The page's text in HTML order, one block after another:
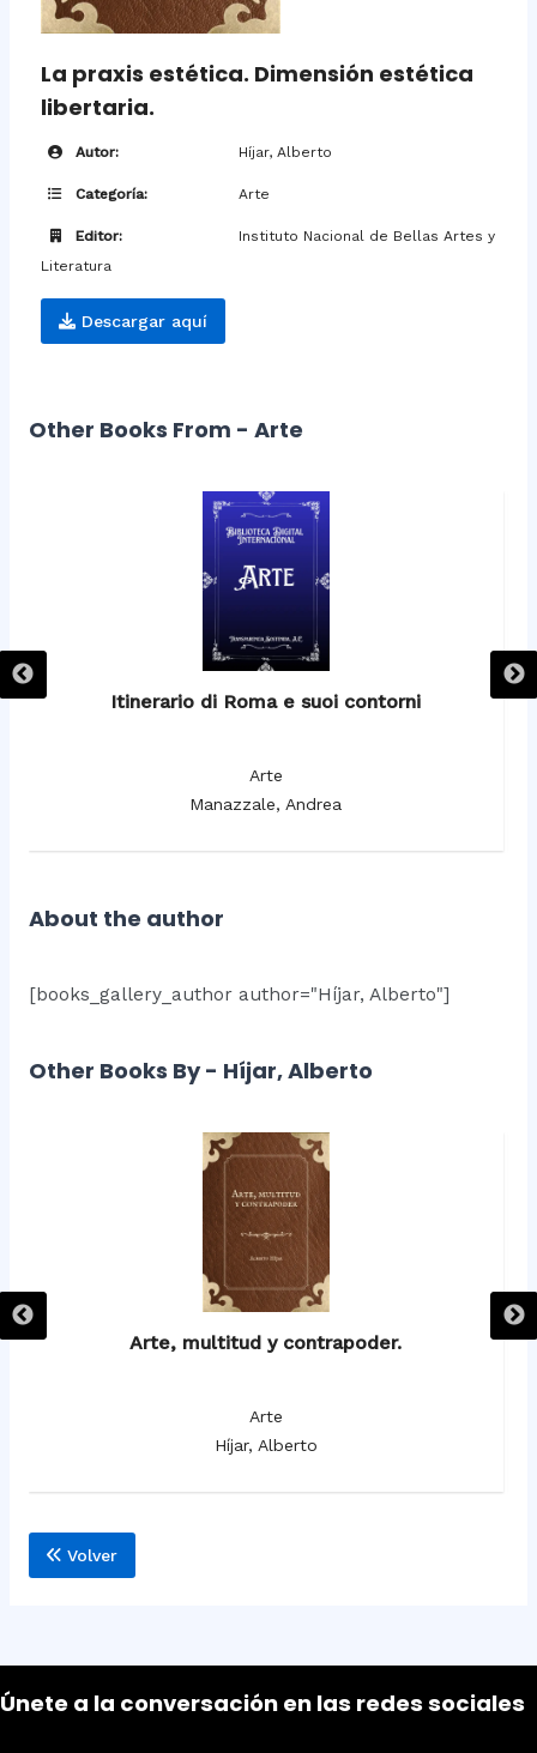
La praxis estética. Dimensión estética
libertaria.
Autor: Híjar, Alberto
Categoría: Arte
Editor:
Instituto Nacional de Bellas Artes y
Literatura
Descargar aquí
Other Books From - Arte
Itinerario di Roma e suoi contorni
Arte
Manazzale, Andrea
About the author
[books_gallery_author author="Híjar, Alberto"]
Other Books By - Híjar, Alberto
Arte, multitud y contrapoder.
Arte
Híjar, Alberto
Volver
Únete a la conversación en las redes sociales